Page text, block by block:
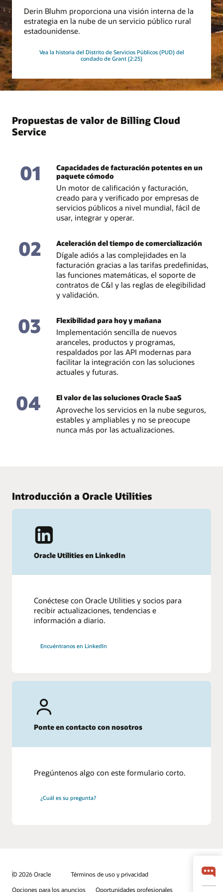
Derin Bluhm proporciona una visión interna de la
estrategia en la nube de un servicio público rural
estadounidense.
Vea la historia del Distrito de Servicios Públicos (PUD) del
condado de Grant (2:25)
Propuestas de valor de Billing Cloud
Service
01
Capacidades de facturación potentes en un
paquete cómodo
Un motor de calificación y facturación,
creado para y verificado por empresas de
servicios públicos a nivel mundial, fácil de
usar, integrar y operar.
02 Aceleración del tiempo de comercialización
Dígale adiós a las complejidades en la
facturación gracias a las tarifas predefinidas,
las funciones matemáticas, el soporte de
contratos de C&I y las reglas de elegibilidad
y validación.
03 Flexibilidad para hoy y mañana
Implementación sencilla de nuevos
aranceles, productos y programas,
respaldados por las API modernas para
facilitar la integración con las soluciones
actuales y futuras.
04 El valor de las soluciones Oracle SaaS
Aproveche los servicios en la nube seguros,
estables y ampliables y no se preocupe
nunca más por las actualizaciones.
Introducción a Oracle Utilities
Oracle Utilities en LinkedIn
Conéctese con Oracle Utilities y socios para
recibir actualizaciones, tendencias e
información a diario.
Encuéntranos en LinkedIn
Ponte en contacto con nosotros
Pregúntenos algo con este formulario corto.
¿Cuál es su pregunta?
© 2026 Oracle
Términos de uso y privacidad
Opciones para los anuncios
Oportunidades profesionales